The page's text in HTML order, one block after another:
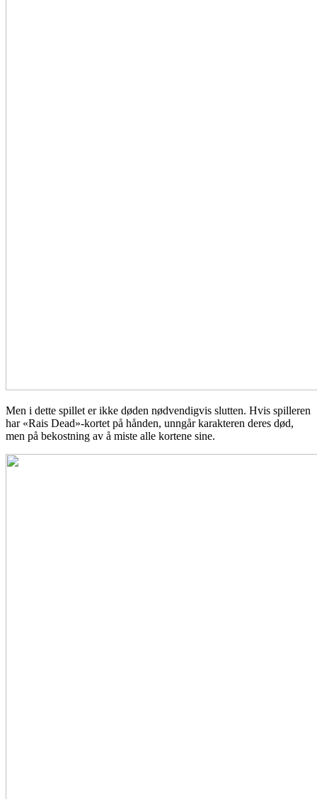
Men i dette spillet er ikke døden nødvendigvis slutten. Hvis spilleren
har «Rais Dead»-kortet på hånden, unngår karakteren deres død,
men på bekostning av å miste alle kortene sine.